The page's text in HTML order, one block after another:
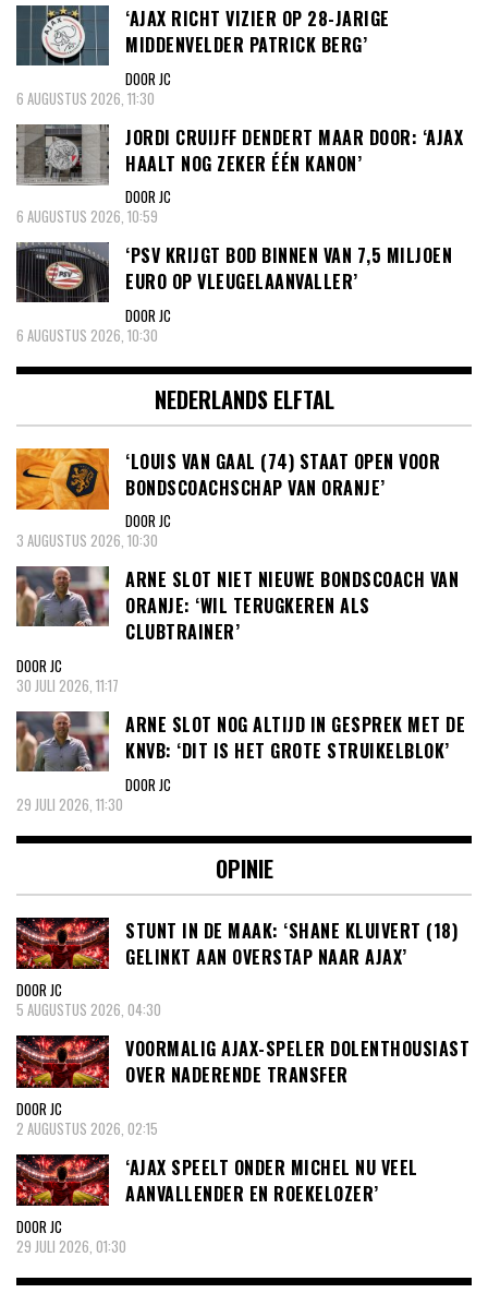
‘AJAX RICHT VIZIER OP 28-JARIGE
MIDDENVELDER PATRICK BERG’
DOOR JC
6 AUGUSTUS 2026, 11:30
JORDI CRUIJFF DENDERT MAAR DOOR: ‘AJAX
HAALT NOG ZEKER ÉÉN KANON’
DOOR JC
6 AUGUSTUS 2026, 10:59
‘PSV KRIJGT BOD BINNEN VAN 7,5 MILJOEN
EURO OP VLEUGELAANVALLER’
DOOR JC
6 AUGUSTUS 2026, 10:30
NEDERLANDS ELFTAL
‘LOUIS VAN GAAL (74) STAAT OPEN VOOR
BONDSCOACHSCHAP VAN ORANJE’
DOOR JC
3 AUGUSTUS 2026, 10:30
ARNE SLOT NIET NIEUWE BONDSCOACH VAN
ORANJE: ‘WIL TERUGKEREN ALS
CLUBTRAINER’
DOOR JC
30 JULI 2026, 11:17
ARNE SLOT NOG ALTIJD IN GESPREK MET DE
KNVB: ‘DIT IS HET GROTE STRUIKELBLOK’
DOOR JC
29 JULI 2026, 11:30
OPINIE
STUNT IN DE MAAK: ‘SHANE KLUIVERT (18)
GELINKT AAN OVERSTAP NAAR AJAX’
DOOR JC
5 AUGUSTUS 2026, 04:30
VOORMALIG AJAX-SPELER DOLENTHOUSIAST
OVER NADERENDE TRANSFER
DOOR JC
2 AUGUSTUS 2026, 02:15
‘AJAX SPEELT ONDER MICHEL NU VEEL
AANVALLENDER EN ROEKELOZER’
DOOR JC
29 JULI 2026, 01:30